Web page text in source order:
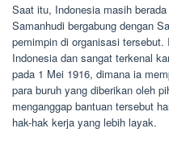
Saat itu, Indonesia masih
Samanhudi bergabung dengan
pemimpin di organisasi
Indonesia dan sangat terkenal
pada 1 Mei 1916, dimana ia
para buruh yang diberikan oleh
menganggap bantuan tersebut
hak-hak kerja yang lebih layak.